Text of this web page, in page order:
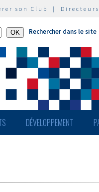
son Club |
Rechercher dans le site
DÉVELOPPEMENT